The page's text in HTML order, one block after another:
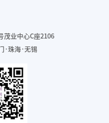
茂业中心C座2106
·珠海·无锡